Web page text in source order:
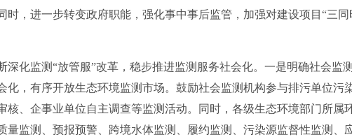
时，进一步转变政府职能，强化事中事后监管，加强对建设项目“三
化监测“放管服”改革，稳步推进监测服务社会化。一是明确社会监
化，有序开放生态环境监测市场。鼓励社会监测机构参与排污单位污
核、企事业单位自主调查等监测活动。同时，各级生态环境部门所属
量监测、预报预警、跨境水体监测、履约监测、污染源监督性监测、